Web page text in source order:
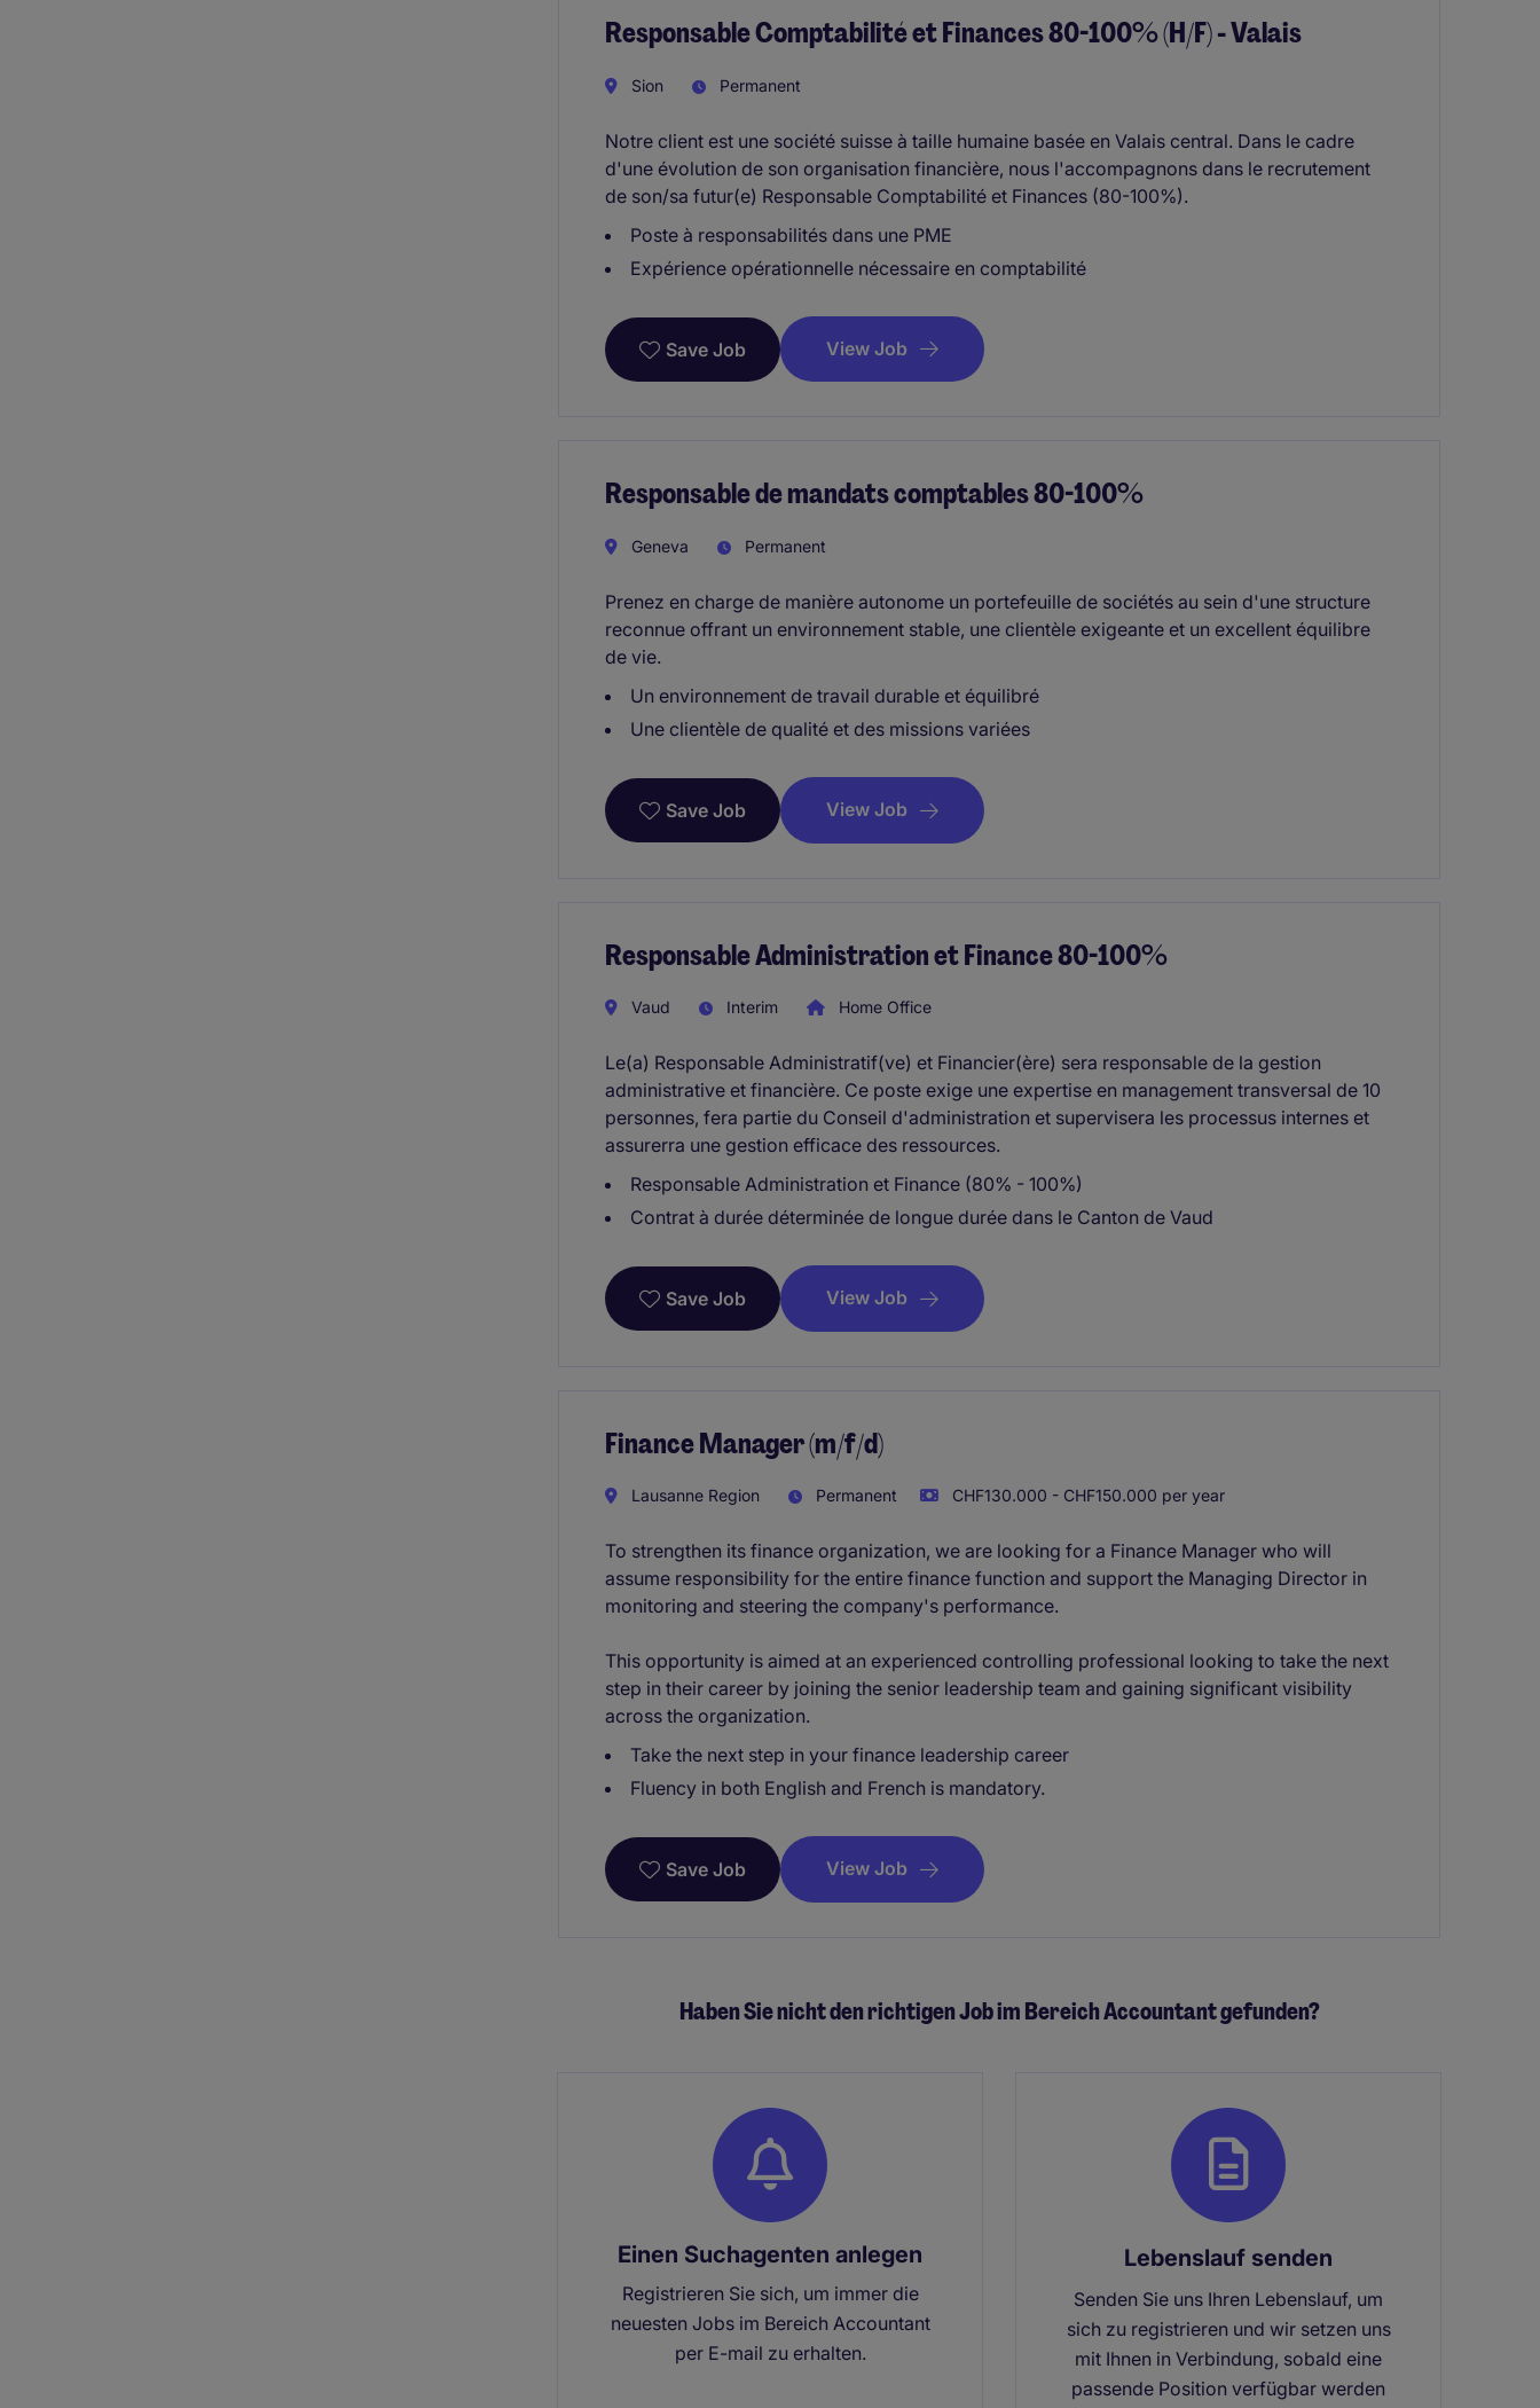
Responsable Comptabilité et Finances 80-100% (H/F) - Valais
Sion Permanent
Notre client est une société suisse à taille humaine basée en Valais central. Dans le cadre
d'une évolution de son organisation financière, nous l'accompagnons dans le recrutement
de son/sa futur(e) Responsable Comptabilité et Finances (80-100%).
Poste à responsabilités dans une PME
Expérience opérationnelle nécessaire en comptabilité
Save Job View Job
Responsable de mandats comptables 80-100%
Geneva Permanent
Prenez en charge de manière autonome un portefeuille de sociétés au sein d'une structure
reconnue offrant un environnement stable, une clientèle exigeante et un excellent équilibre
de vie.
Un environnement de travail durable et équilibré
Une clientèle de qualité et des missions variées
Save Job View Job
Responsable Administration et Finance 80-100%
Vaud Interim Home Office
Le(a) Responsable Administratif(ve) et Financier(ère) sera responsable de la gestion
administrative et financière. Ce poste exige une expertise en management transversal de 10
personnes, fera partie du Conseil d'administration et supervisera les processus internes et
assurerra une gestion efficace des ressources.
Responsable Administration et Finance (80% - 100%)
Contrat à durée déterminée de longue durée dans le Canton de Vaud
Save Job View Job
Finance Manager (m/f/d)
Lausanne Region Permanent CHF130.000 - CHF150.000 per year
To strengthen its finance organization, we are looking for a Finance Manager who will
assume responsibility for the entire finance function and support the Managing Director in
monitoring and steering the company's performance.
This opportunity is aimed at an experienced controlling professional looking to take the next
step in their career by joining the senior leadership team and gaining significant visibility
across the organization.
Take the next step in your finance leadership career
Fluency in both English and French is mandatory.
Save Job View Job
Haben Sie nicht den richtigen Job im Bereich Accountant gefunden?
Einen Suchagenten anlegen
Registrieren Sie sich, um immer die
neuesten Jobs im Bereich Accountant
per E-mail zu erhalten.
Lebenslauf senden
Senden Sie uns Ihren Lebenslauf, um
sich zu registrieren und wir setzen uns
mit Ihnen in Verbindung, sobald eine
passende Position verfügbar werden